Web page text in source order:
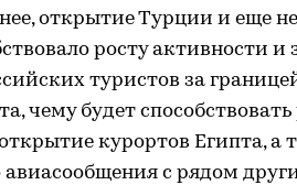
открытие Турции и еще
росту активности
туристов за
чему будет
курортов Египта, а
авиасообщения с рядом